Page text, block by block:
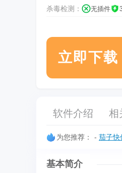
杀毒检测： 无插件
立即下载
软件介绍 相
为您推荐： - 茄子快
基本简介